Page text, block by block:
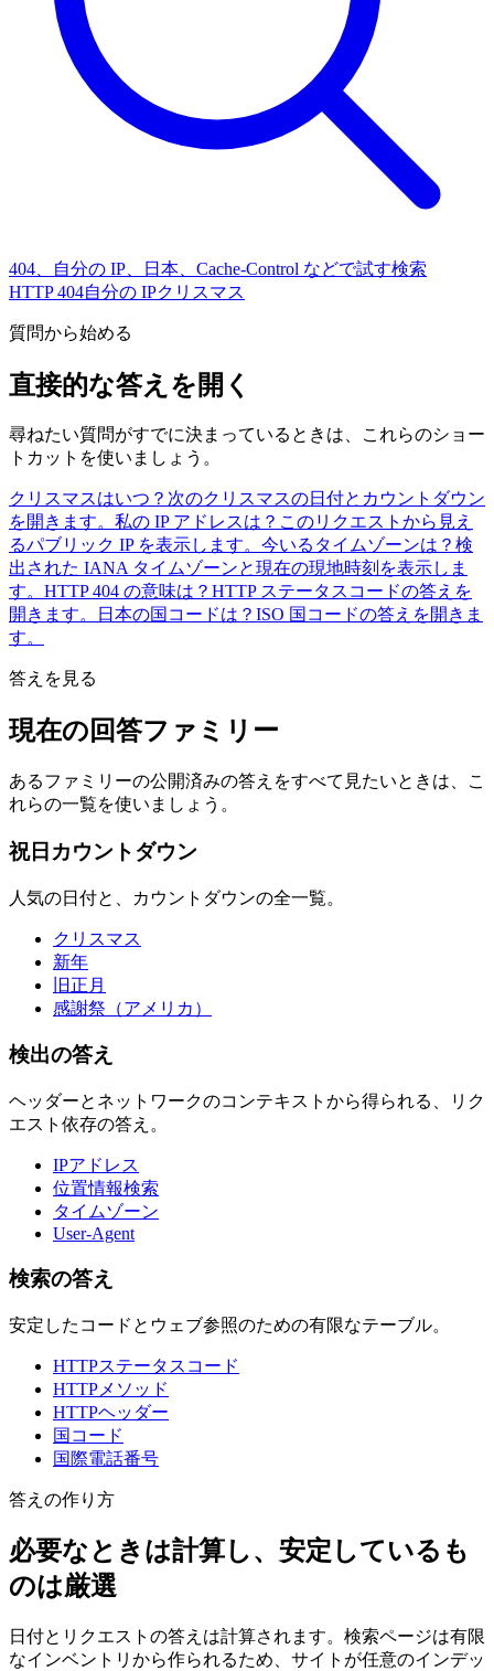
404、自分の IP、日本、Cache-Control などで試す検索
HTTP 404自分の IPクリスマス
質問から始める
直接的な答えを開く
尋ねたい質問がすでに決まっているときは、これらのショー
トカットを使いましょう。
クリスマスはいつ？ 次のクリスマスの日付とカウントダウン
を開きます。 私の IP アドレスは？ このリクエストから見え
るパブリック IP を表示します。 今いるタイムゾーンは？ 検
出された IANA タイムゾーンと現在の現地時刻を表示しま
す。 HTTP 404 の意味は？ HTTP ステータスコードの答えを
開きます。
日本の国コードは？ ISO 国コードの答えを開きま
す。
答えを見る
現在の回答ファミリー
あるファミリーの公開済みの答えをすべて見たいときは、こ
れらの一覧を使いましょう。
祝日カウントダウン
人気の日付と、カウントダウンの全一覧。
クリスマス
新年
旧正月
感謝祭（アメリカ）
検出の答え
ヘッダーとネットワークのコンテキストから得られる、リク
エスト依存の答え。
IPアドレス
位置情報検索
タイムゾーン
User-Agent
検索の答え
安定したコードとウェブ参照のための有限なテーブル。
HTTPステータスコード
HTTPメソッド
HTTPヘッダー
国コード
国際電話番号
答えの作り方
必要なときは計算し、安定しているも
のは厳選
日付とリクエストの答えは計算されます。検索ページは有限
なインベントリから作られるため、サイトが任意のインデッ